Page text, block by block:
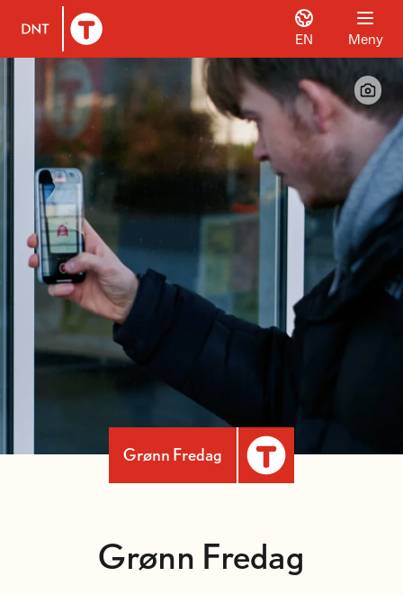
Til DNT.no forside
EN Meny
Grønn Fredag
Grønn Fredag